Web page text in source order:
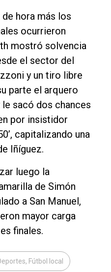
hora más los
ocurrieron
mostró solvencia
el sector del
y un tiro libre
parte el arquero
sacó dos chances
por insistidor
capitalizando una
Iñíguez.
luego la
de Simón
a San Manuel,
mayor carga
finales.
Fútbol local